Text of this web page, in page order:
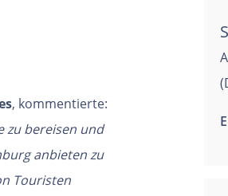
, kommentierte:
zu bereisen und
anbieten zu
Touristen